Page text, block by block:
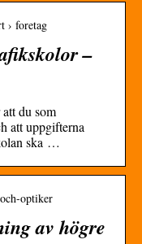
› foretag
–
du som
att uppgifterna
ska …
optiker
av högre